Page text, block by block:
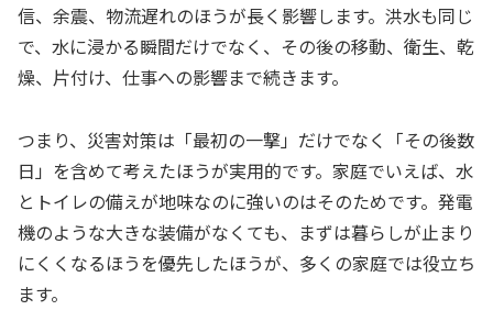
信、余震、物流遅れのほうが長く影響します。洪水も同じ
で、水に浸かる瞬間だけでなく、その後の移動、衛生、乾
燥、片付け、仕事への影響まで続きます。
つまり、災害対策は「最初の一撃」だけでなく「その後数
日」を含めて考えたほうが実用的です。家庭でいえば、水
とトイレの備えが地味なのに強いのはそのためです。発電
機のような大きな装備がなくても、まずは暮らしが止まり
にくくなるほうを優先したほうが、多くの家庭では役立ち
ます。